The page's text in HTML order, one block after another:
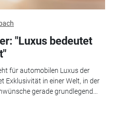
"Luxus bedeutet
für automobilen Luxus der
Exklusivität in einer Welt, in der
gerade grundlegend...